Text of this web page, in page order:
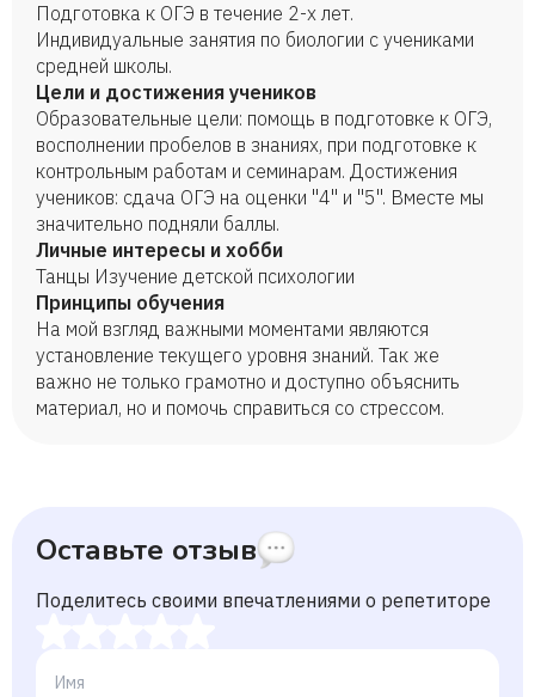
Подготовка к ОГЭ в течение 2-х лет.
Индивидуальные занятия по биологии с учениками
средней школы.
Цели и достижения учеников
Образовательные цели: помощь в подготовке к ОГЭ,
восполнении пробелов в знаниях, при подготовке к
контрольным работам и семинарам. Достижения
учеников: сдача ОГЭ на оценки "4" и "5". Вместе мы
значительно подняли баллы.
Личные интересы и хобби
Танцы Изучение детской психологии
Принципы обучения
На мой взгляд важными моментами являются
установление текущего уровня знаний. Так же
важно не только грамотно и доступно объяснить
материал, но и помочь справиться со стрессом.
Оставьте отзыв
Поделитесь своими впечатлениями о репетиторе